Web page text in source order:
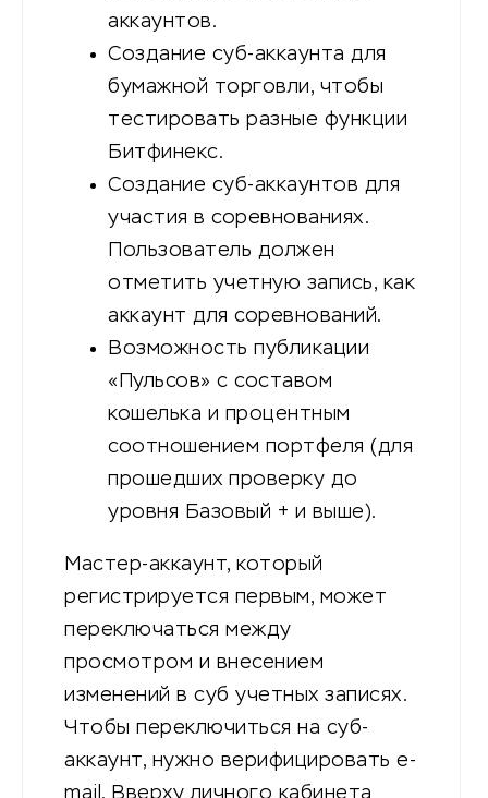
аккаунтов.
Создание суб-аккаунта для
бумажной торговли, чтобы
тестировать разные функции
Битфинекс.
Создание суб-аккаунтов для
участия в соревнованиях.
Пользователь должен
отметить учетную запись, как
аккаунт для соревнований.
Возможность публикации
«Пульсов» с составом
кошелька и процентным
соотношением портфеля (для
прошедших проверку до
уровня Базовый + и выше).
Мастер-аккаунт, который
регистрируется первым, может
переключаться между
просмотром и внесением
изменений в суб учетных записях.
Чтобы переключиться на суб-
аккаунт, нужно верифицировать e-
mail. Вверху личного кабинета